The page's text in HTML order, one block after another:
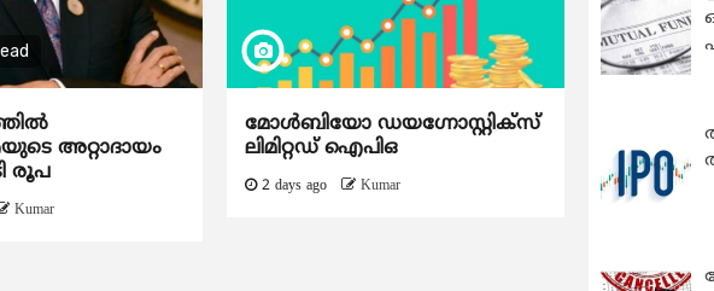
അറ്റാദായം
രൂപ
Kumar
മോൾബിയോ ഡയഗ്നോസ്റ്റിക്സ്
ലിമിറ്റഡ് ഐപിഒ
2 days ago Kumar